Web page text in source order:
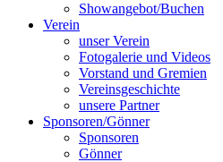
Showangebot/Buchen
Verein
unser Verein
Fotogalerie und Videos
Vorstand und Gremien
Vereinsgeschichte
unsere Partner
Sponsoren/Gönner
Sponsoren
Gönner